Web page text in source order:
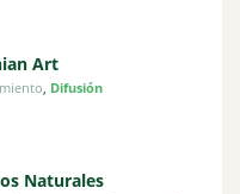
Art
Difusión
Naturales